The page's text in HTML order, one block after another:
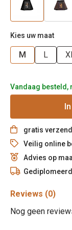
Kies uw maat
M L
Vandaag besteld,
In
gratis
Veilig online
Advies op
Reviews (0)
Nog geen